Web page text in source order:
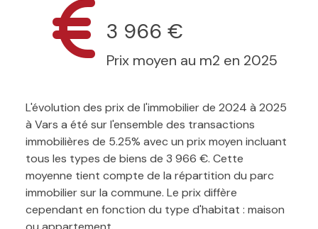
3 966 €
Prix moyen au m2 en 2025
L'évolution des prix de l'immobilier de 2024 à 2025
à Vars a été sur l'ensemble des transactions
immobilières de 5.25% avec un prix moyen incluant
tous les types de biens de 3 966 €. Cette
moyenne tient compte de la répartition du parc
immobilier sur la commune. Le prix diffère
cependant en fonction du type d'habitat : maison